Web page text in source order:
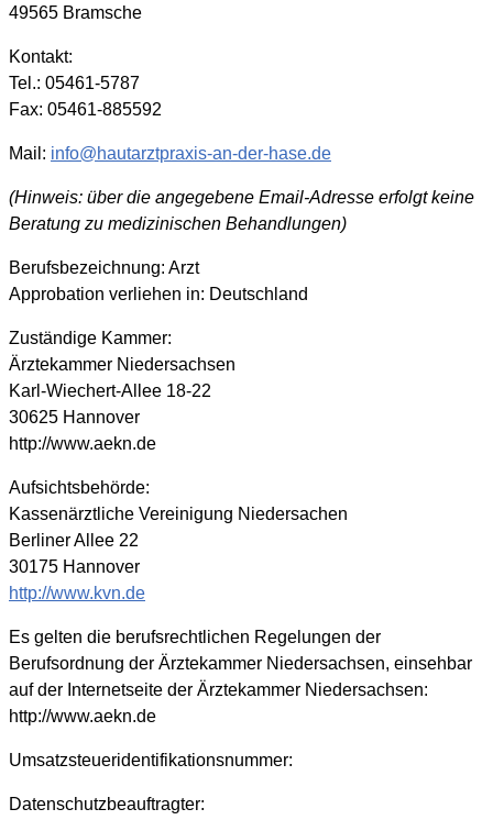
49565 Bramsche
Kontakt:
Tel.: 05461-5787
Fax: 05461-885592
Mail: info@hautarztpraxis-an-der-hase.de
(Hinweis: über die angegebene Email-Adresse erfolgt keine
Beratung zu medizinischen Behandlungen)
Berufsbezeichnung: Arzt
Approbation verliehen in: Deutschland
Zuständige Kammer:
Ärztekammer Niedersachsen
Karl-Wiechert-Allee 18-22
30625 Hannover
http://www.aekn.de
Aufsichtsbehörde:
Kassenärztliche Vereinigung Niedersachen
Berliner Allee 22
30175 Hannover
http://www.kvn.de
Es gelten die berufsrechtlichen Regelungen der
Berufsordnung der Ärztekammer Niedersachsen, einsehbar
auf der Internetseite der Ärztekammer Niedersachsen:
http://www.aekn.de
Umsatzsteueridentifikationsnummer:
Datenschutzbeauftragter: